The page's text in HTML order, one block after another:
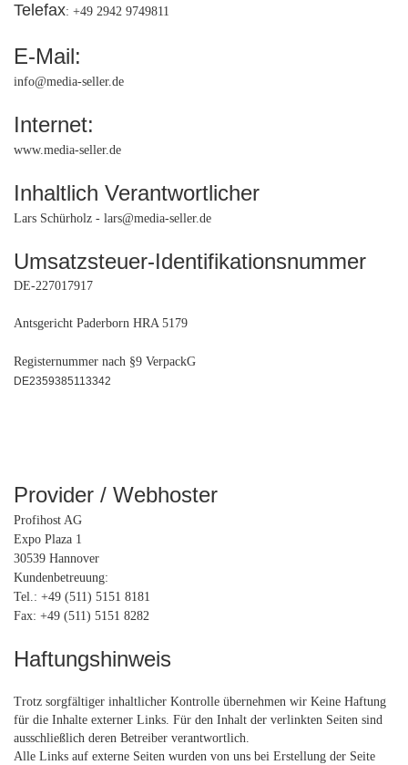
Telefax: +49 2942 9749811
E-Mail:
info@media-seller.de
Internet:
www.media-seller.de
Inhaltlich Verantwortlicher
Lars Schürholz - lars@media-seller.de
Umsatzsteuer-Identifikationsnummer
DE-227017917
Antsgericht Paderborn HRA 5179
Registernummer nach §9 VerpackG
DE2359385113342
Provider / Webhoster
Profihost AG
Expo Plaza 1
30539 Hannover
Kundenbetreuung:
Tel.: +49 (511) 5151 8181
Fax: +49 (511) 5151 8282
Haftungshinweis
Trotz sorgfältiger inhaltlicher Kontrolle übernehmen wir Keine Haftung
für die Inhalte externer Links. Für den Inhalt der verlinkten Seiten sind
ausschließlich deren Betreiber verantwortlich.
Alle Links auf externe Seiten wurden von uns bei Erstellung der Seite